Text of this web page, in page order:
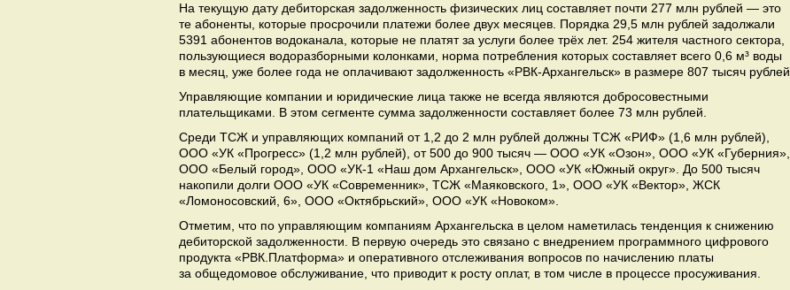
На текущую дату дебиторская задолженность физических лиц составляет почти 277 млн рублей — это
те абоненты, которые просрочили платежи более двух месяцев. Порядка 29,5 млн рублей задолжали
5391 абонентов водоканала, которые не платят за услуги более трёх лет. 254 жителя частного сектора,
пользующиеся водоразборными колонками, норма потребления которых составляет всего 0,6 м³ воды
в месяц, уже более года не оплачивают задолженность «РВК-Архангельск» в размере 807 тысяч рублей.
Управляющие компании и юридические лица также не всегда являются добросовестными
плательщиками. В этом сегменте сумма задолженности составляет более 73 млн рублей.
Среди ТСЖ и управляющих компаний от 1,2 до 2 млн рублей должны ТСЖ «РИФ» (1,6 млн рублей),
ООО «УК «Прогресс» (1,2 млн рублей), от 500 до 900 тысяч — ООО «УК «Озон», ООО «УК «Губерния»,
ООО «Белый город», ООО «УК-1 «Наш дом Архангельск», ООО «УК «Южный округ». До 500 тысяч
накопили долги ООО «УК «Современник», ТСЖ «Маяковского, 1», ООО «УК «Вектор», ЖСК
«Ломоносовский, 6», ООО «Октябрьский», ООО «УК «Новоком».
Отметим, что по управляющим компаниям Архангельска в целом наметилась тенденция к снижению
дебиторской задолженности. В первую очередь это связано с внедрением программного цифрового
продукта «РВК.Платформа» и оперативного отслеживания вопросов по начислению платы
за общедомовое обслуживание, что приводит к росту оплат, в том числе в процессе просуживания.